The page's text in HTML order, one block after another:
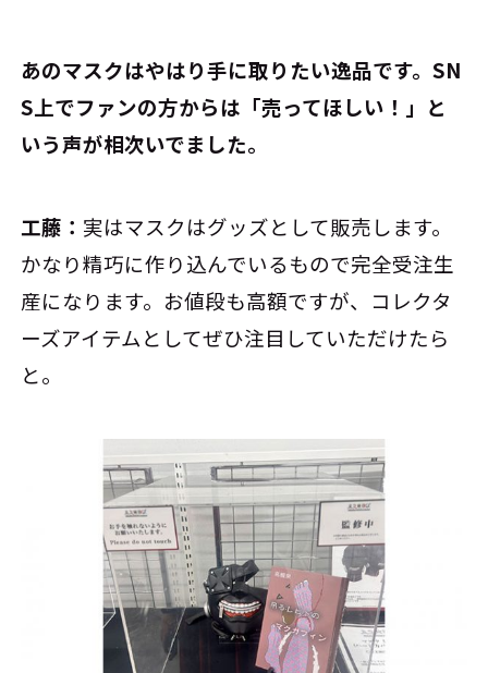
――あのマスクはやはり手に取りたい逸品です。SN
S上でファンの方からは「売ってほしい！」と
いう声が相次いでました。
工藤： 実はマスクはグッズとして販売します。
かなり精巧に作り込んでいるもので完全受注生
産になります。お値段も高額ですが、コレクタ
ーズアイテムとしてぜひ注目していただけたら
と。